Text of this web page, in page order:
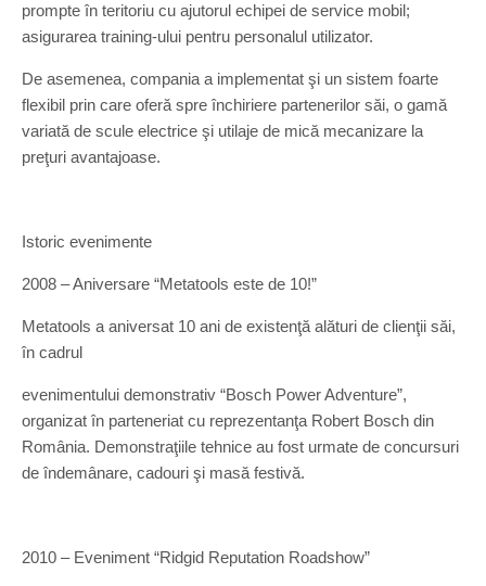
prompte în teritoriu cu ajutorul echipei de service mobil;
asigurarea training-ului pentru personalul utilizator.
De asemenea, compania a implementat şi un sistem foarte
flexibil prin care oferă spre închiriere partenerilor săi, o gamă
variată de scule electrice şi utilaje de mică mecanizare la
preţuri avantajoase.
Istoric evenimente
2008 – Aniversare “Metatools este de 10!”
Metatools a aniversat 10 ani de existenţă alături de clienţii săi,
în cadrul
evenimentului demonstrativ “Bosch Power Adventure”,
organizat în parteneriat cu reprezentanţa Robert Bosch din
România. Demonstraţiile tehnice au fost urmate de concursuri
de îndemânare, cadouri şi masă festivă.
2010 – Eveniment “Ridgid Reputation Roadshow”